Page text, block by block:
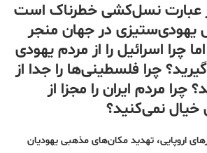
عبارت نسل‌کشی خطرناک است
در جهان منجر
چرا اسرائیل را از مردم یهودی
چرا فلسطینی‌ها را جدا از
مردم ایران را مجزا از
خیال نمی‌کنید؟
اروپایی، تهدید مکان‌های مذهبی یهودیان